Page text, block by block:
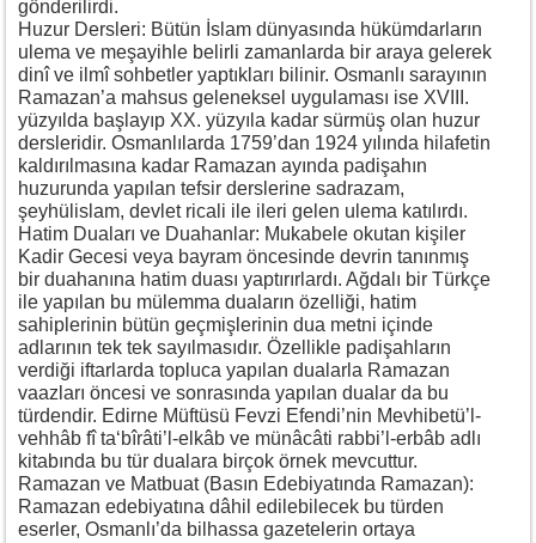
gönderilirdi.
Huzur Dersleri: Bütün İslam dünyasında hükümdarların
ulema ve meşayihle belirli zamanlarda bir araya gelerek
dinî ve ilmî sohbetler yaptıkları bilinir. Osmanlı sarayının
Ramazan’a mahsus geleneksel uygulaması ise XVIII.
yüzyılda başlayıp XX. yüzyıla kadar sürmüş olan huzur
dersleridir. Osmanlılarda 1759’dan 1924 yılında hilafetin
kaldırılmasına kadar Ramazan ayında padişahın
huzurunda yapılan tefsir derslerine sadrazam,
şeyhülislam, devlet ricali ile ileri gelen ulema katılırdı.
Hatim Duaları ve Duahanlar: Mukabele okutan kişiler
Kadir Gecesi veya bayram öncesinde devrin tanınmış
bir duahanına hatim duası yaptırırlardı. Ağdalı bir Türkçe
ile yapılan bu mülemma duaların özelliği, hatim
sahiplerinin bütün geçmişlerinin dua metni içinde
adlarının tek tek sayılmasıdır. Özellikle padişahların
verdiği iftarlarda topluca yapılan dualarla Ramazan
vaazları öncesi ve sonrasında yapılan dualar da bu
türdendir. Edirne Müftüsü Fevzi Efendi’nin Mevhibetü’l-
vehhâb fî ta‘bîrâti’l-elkâb ve münâcâti rabbi’l-erbâb adlı
kitabında bu tür dualara birçok örnek mevcuttur.
Ramazan ve Matbuat (Basın Edebiyatında Ramazan):
Ramazan edebiyatına dâhil edilebilecek bu türden
eserler, Osmanlı’da bilhassa gazetelerin ortaya